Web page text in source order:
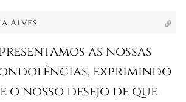
Alves
as nossas
exprimindo
o nosso desejo de que